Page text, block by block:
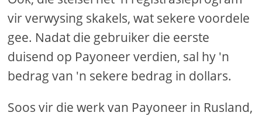
vir verwysing skakels, wat sekere voordele
gee. Nadat die gebruiker die eerste
duisend op Payoneer verdien, sal hy 'n
bedrag van 'n sekere bedrag in dollars.
Soos vir die werk van Payoneer in Rusland,